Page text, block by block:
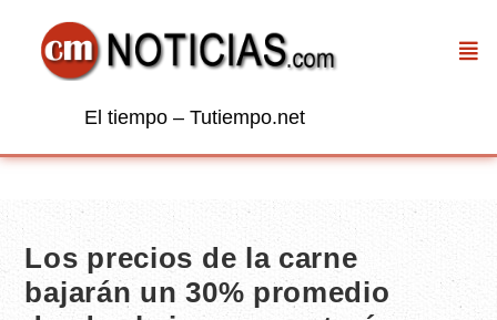
El tiempo – Tutiempo.net
Los precios de la carne
bajarán un 30% promedio